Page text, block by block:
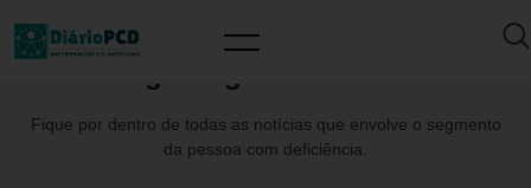
Fique por dentro de todas as notícias que envolve o segmento
da pessoa com deficiência.